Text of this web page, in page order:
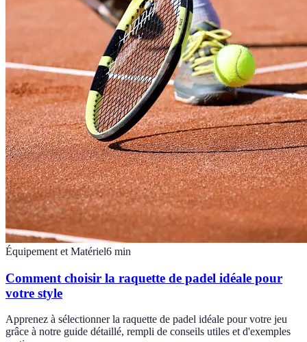
Équipement et Matériel6 min
Comment choisir la raquette de padel idéale pour
votre style
Apprenez à sélectionner la raquette de padel idéale pour votre jeu
grâce à notre guide détaillé, rempli de conseils utiles et d'exemples